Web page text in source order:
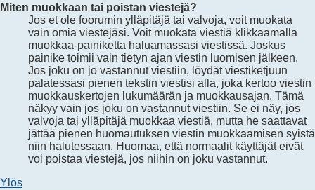
Miten muokkaan tai poistan viestejä?
Jos et ole foorumin ylläpitäjä tai valvoja, voit muokata
vain omia viestejäsi. Voit muokata viestiä klikkaamalla
muokkaa-painiketta haluamassasi viestissä. Joskus
painike toimii vain tietyn ajan viestin luomisen jälkeen.
Jos joku on jo vastannut viestiin, löydät viestiketjuun
palatessasi pienen tekstin viestisi alla, joka kertoo viestin
muokkauskertojen lukumäärän ja muokkausajan. Tämä
näkyy vain jos joku on vastannut viestiin. Se ei näy, jos
valvoja tai ylläpitäjä muokkaa viestiä, mutta he saattavat
jättää pienen huomautuksen viestin muokkaamisen syistä
niin halutessaan. Huomaa, että normaalit käyttäjät eivät
voi poistaa viestejä, jos niihin on joku vastannut.
Ylös